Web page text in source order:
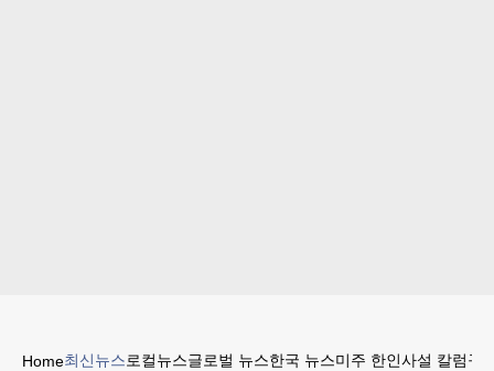
Home최신뉴스로컬뉴스글로벌 뉴스한국 뉴스미주 한인사설 칼럼구